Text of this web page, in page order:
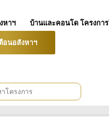
หาฯ บ้านและคอนโด โครงกา
อนอสังหาฯ